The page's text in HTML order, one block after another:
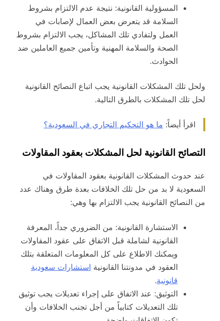
المسؤولية القانونية: نتيجة عدم الالتزام بشروط
السلامة قد يتعرض بعض العمال لإصابات في
العمل ولتفادي تلك المشاكل، يجب الالتزام بشروط
الصحة والسلامة المهنية وتأمين جميع العاملين ضد
الحوادث.
ولحل تلك المشكلات القانونية يجب اتباع النصائح القانونية
لحل تلك المشكلات بالطرق التالية.
اقرأ أيضاً: ما هو التحكيم التجاري في السعودية؟
التصائح القانونية لحل المشكلات بعقود المقاولات
عند حدوث المشكلات القانونية بعقود المقاولات في
السعودية لا بد من حل تلك الخلافات بعدة طرق وهناك عدد
من النصائح القانونية يجب الالتزام بها وهي:
الاستشارة القانونية: من الضروري جداً، المعرفة
القانونية لشاملة قبل الاتفاق على عقود المقاولات
ويمكنك الاطلاع على كل المعلومات المتعلقة بتلك
العقود في مدونتنا القانونية استشارات سعودية
قانونية.
التوثيق: عند الاتفاق على إجراء تعديلات يجب توثيق
تلك التعديلات كتابياً من أجل تجنب الخلافات وأن